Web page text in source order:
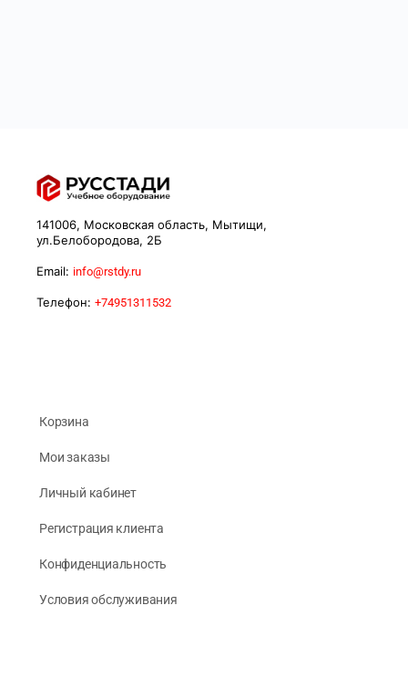
141006, Московская область, Мытищи,
ул.Белобородова, 2Б
Email: info@rstdy.ru
Телефон: +74951311532
Корзина
Мои заказы
Личный кабинет
Регистрация клиента
Конфиденциальность
Условия обслуживания